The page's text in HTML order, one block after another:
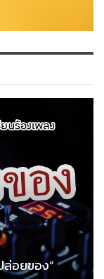
ล่อยของ”